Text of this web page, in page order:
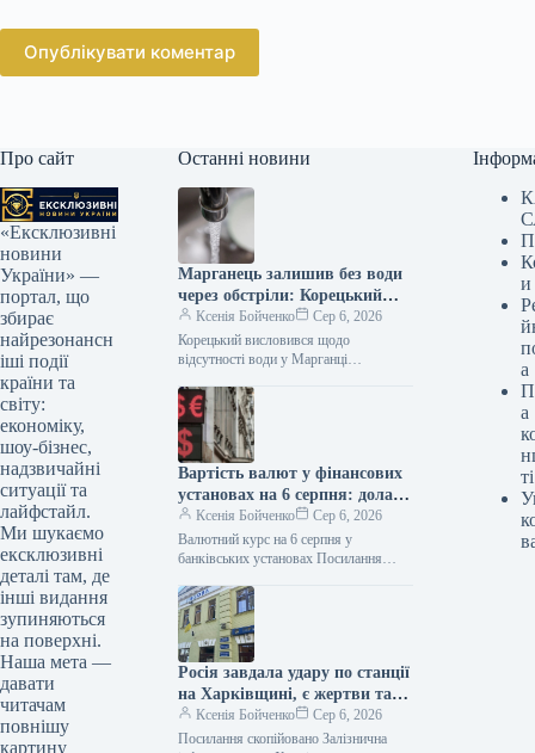
Опублікувати коментар
Про сайт
«Ексклюзивні
новини
України» —
портал, що
збирає
найрезонансн
іші події
країни та
світу:
економіку,
шоу-бізнес,
надзвичайні
ситуації та
лайфстайл.
Ми шукаємо
ексклюзивні
деталі там, де
інші видання
зупиняються
на поверхні.
Наша мета —
давати
читачам
повнішу
картину
Останні новини
Марганець залишив без води
через обстріли: Корецький
зробив висновки
Ксенія Бойченко
Сер 6, 2026
Корецький висловився щодо
відсутності води у Марганці
уряду Сергій Корецький вислухав звіт
голови Дніпропетровської обласної
військової адміністрації…
Вартість валют у фінансових
установах на 6 серпня: долар
— 44,95 гривень, євро — 51,93
гривень
Ксенія Бойченко
Сер 6, 2026
Валютний курс на 6 серпня у
банківських установах Посилання
серпня, банки оновили валютні
котирування: середній…
Росія завдала удару по станції
на Харківщині, є жертви та
постраждалі
Ксенія Бойченко
Сер 6, 2026
Посилання скопійовано Залізнична
и
а
а
ті